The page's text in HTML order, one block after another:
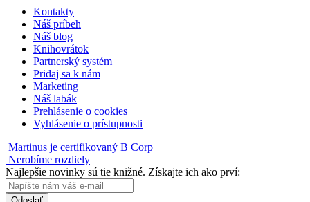
Kontakty
Náš príbeh
Náš blog
Knihovrátok
Partnerský systém
Pridaj sa k nám
Marketing
Náš labák
Prehlásenie o cookies
Vyhlásenie o prístupnosti
Martinus je certifikovaný B Corp
Nerobíme rozdiely
Najlepšie novinky sú tie knižné. Získajte ich ako prví: